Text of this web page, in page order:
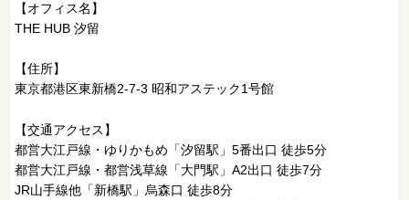
【オフィス名】
THE HUB 汐留
【住所】
東京都港区東新橋2-7-3 昭和アステック1号館
【交通アクセス】
都営大江戸線・ゆりかもめ「汐留駅」5番出口 徒歩5分
都営大江戸線・都営浅草線「大門駅」A2出口 徒歩7分
JR山手線他「新橋駅」烏森口 徒歩8分